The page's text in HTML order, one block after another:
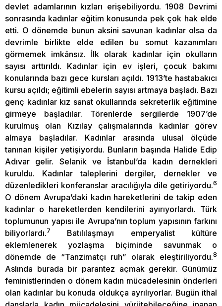
devlet adamlarının kızları erişebiliyordu. 1908 Devrimi
sonrasında kadınlar eğitim konusunda pek çok hak elde
etti. O dönemde bunun aksini savunan kadınlar olsa da
devrimle birlikte elde edilen bu somut kazanımları
görmemek imkânsız. İlk olarak kadınlar için okulların
sayısı arttırıldı. Kadınlar için ev işleri, çocuk bakımı
konularında bazı gece kursları açıldı. 1913’te hastabakıcı
kursu açıldı; eğitimli ebelerin sayısı artmaya başladı. Bazı
genç kadınlar kız sanat okullarında sekreterlik eğitimine
girmeye başladılar. Törenlerde sergilerde 1907’de
kurulmuş olan Kızılay çalışmalarında kadınlar görev
almaya başladılar. Kadınlar arasında ulusal ölçüde
tanınan kişiler yetişiyordu. Bunların başında Halide Edip
Adıvar gelir. Selanik ve İstanbul’da kadın dernekleri
kuruldu. Kadınlar taleplerini dergiler, dernekler ve
düzenledikleri konferanslar aracılığıyla dile getiriyordu.6
O dönem Avrupa’daki kadın hareketlerini de takip eden
kadınlar o hareketlerden kendilerini ayırıyorlardı. Türk
toplumunun yapısı ile Avrupa’nın toplum yapısının farkını
biliyorlardı.7
Batılılaşmayı emperyalist kültüre
eklemlenerek yozlaşma biçiminde savunmak o
dönemde de “Tanzimatçı ruh” olarak eleştiriliyordu.8
Aslında burada bir parantez açmak gerekir. Günümüz
feministlerinden o dönem kadın mücadelesinin önderleri
olan kadınlar bu konuda oldukça ayrılıyorlar. Bugün ithal